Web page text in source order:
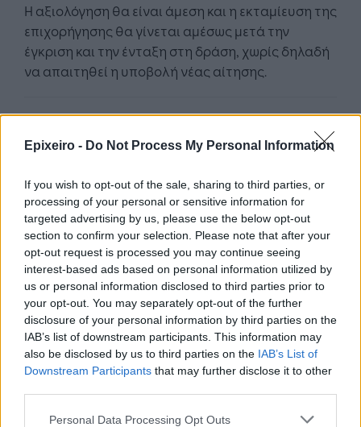
Epixeiro - Do Not Process My Personal Information
If you wish to opt-out of the sale, sharing to third parties, or
processing of your personal or sensitive information for
targeted advertising by us, please use the below opt-out
section to confirm your selection. Please note that after your
opt-out request is processed you may continue seeing
interest-based ads based on personal information utilized by
us or personal information disclosed to third parties prior to
your opt-out. You may separately opt-out of the further
disclosure of your personal information by third parties on the
IAB’s list of downstream participants. This information may
also be disclosed by us to third parties on the IAB’s List of
Downstream Participants that may further disclose it to other
Personal Data Processing Opt Outs
Η αξιολόγηση θα είναι άμεση και η εκταμίευση της
επιχορήγησης θα γίνεται αμέσως μετά την
έγκριση και την ένταξη στη δράση, χωρίς δηλαδή
να απαιτηθεί η υποβολή νέας αίτησης.
πρόγραμμα μπορείτε να επικοινωνήσετε με την
info@hft.gr.
Ακολουθήστε το στοGoogle News
και μάθετε πρώτοι όλα τα επιχειρηματικά νέα
Ειδήσειςαπό την Ελλάδα και τον κόσμο στο